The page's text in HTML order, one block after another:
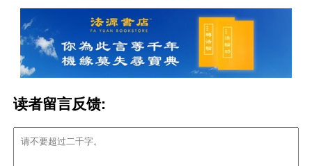
读者留言反馈: